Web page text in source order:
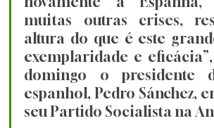
muitas outras crises,
altura do que é este
exemplaridade e
domingo o presidente
espanhol, Pedro Sánchez,
seu Partido Socialista na